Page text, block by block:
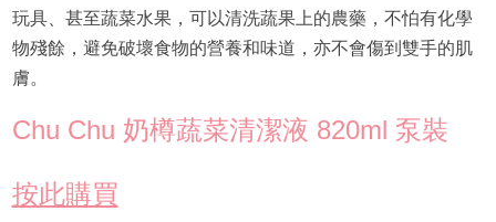
玩具、甚至蔬菜水果，可以清洗蔬果上的農藥，不怕有化學
物殘餘，避免破壞食物的營養和味道，亦不會傷到雙手的肌
膚。
Chu Chu 奶樽蔬菜清潔液 820ml 泵裝
按此購買